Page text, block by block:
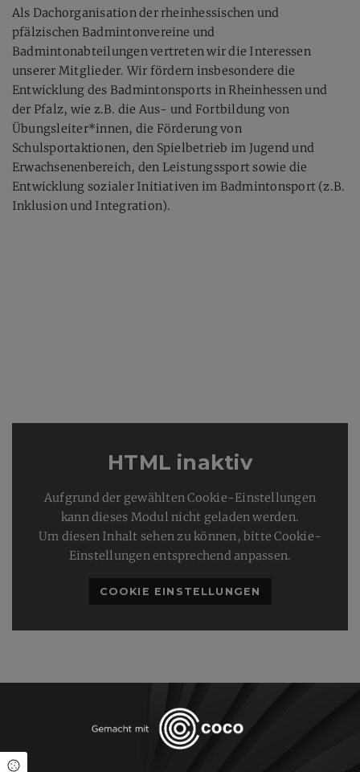
Als Dachorganisation der rheinhessischen und
pfälzischen Badmintonvereine und
Badmintonabteilungen vertreten wir die Interessen
unserer Mitglieder. Wir fördern insbesondere die
Entwicklung des Badmintonsports in Rheinhessen und
der Pfalz, wie z.B. die Aus- und Fortbildung von
Übungsleiter*innen, die Förderung von
Schulsportaktionen, den Spielbetrieb im Jugend und
Erwachsenenbereich, den Leistungssport sowie die
Entwicklung sozialer Initiativen im Badmintonsport (z.B.
Inklusion und Integration).
HTML inaktiv
Aufgrund der gewählten Cookie-Einstellungen
kann dieses Modul nicht geladen werden.
Um diesen Inhalt sehen zu können, bitte Cookie-
Einstellungen entsprechend anpassen.
COOKIE EINSTELLUNGEN